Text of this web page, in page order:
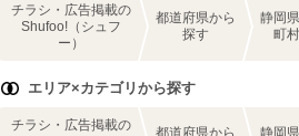
チラシ・広告掲載の
Shufoo!（シュフ
ー）
都道府県から
探す
静岡
町
エリア×カテゴリから探す
チラシ・広告掲載の
都道府県から
静岡